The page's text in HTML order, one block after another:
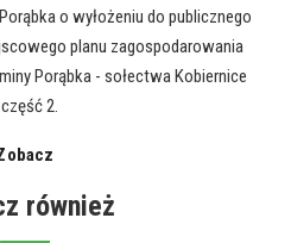
o wyłożeniu do publicznego
planu zagospodarowania
Porąbka - sołectwa Kobiernice
2.
również